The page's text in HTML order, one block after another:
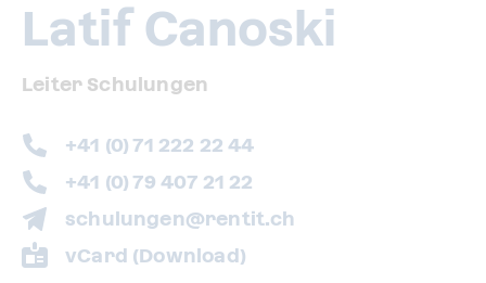
Latif Canoski
Leiter Schulungen
+41 (0) 71 222 22 44
+41 (0) 79 407 21 22
schulungen@rentit.ch
vCard (Download)